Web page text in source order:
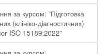
за курсом: "Підготовка
(клініко-діагностичних)
ISO 15189:2022"